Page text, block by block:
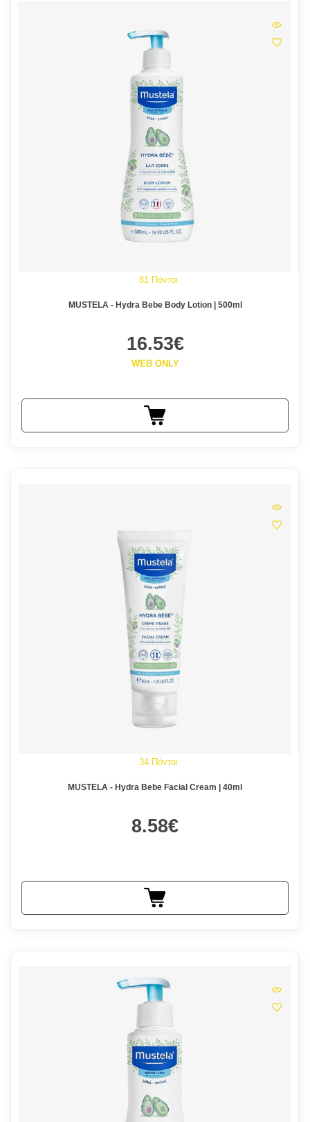
81 Πόντοι
MUSTELA - Hydra Bebe Body Lotion | 500ml
16.53€
WEB ONLY
34 Πόντοι
MUSTELA - Hydra Bebe Facial Cream | 40ml
8.58€